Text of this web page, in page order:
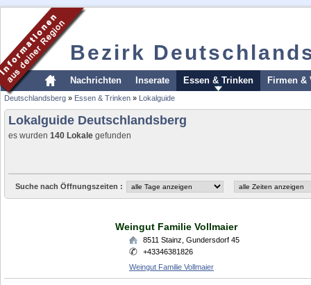
Bezirk
Nachrichten Inserate Essen & Trinken Firmen &
Deutschlandsberg » Essen & Trinken » Lokalguide
Lokalguide Deutschlandsberg
es wurden 140 Lokale gefunden
Suche nach Öffnungszeiten :
Weingut Familie Vollmaier
8511 Stainz Gundersdorf 45
+43346381826
Weingut Familie Vollmaier